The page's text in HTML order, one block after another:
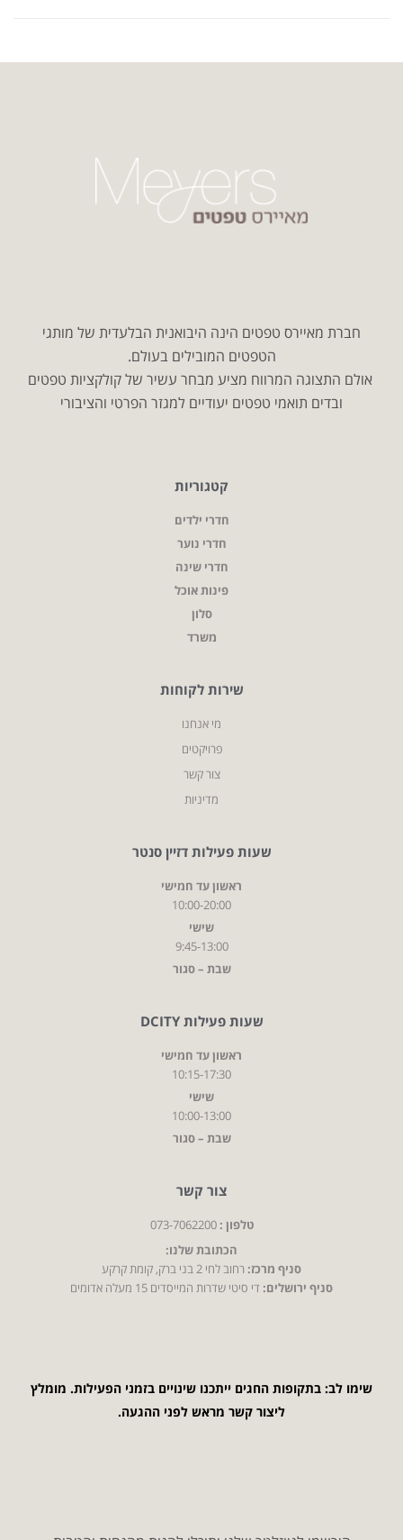
חברת מאיירס טפטים הינה היבואנית הבלעדית של מותגי
הטפטים המובילים בעולם.
אולם התצוגה המרווח מציע מבחר עשיר של קולקציות טפטים
ובדים תואמי טפטים יעודיים למגזר הפרטי והציבורי
קטגוריות
חדרי ילדים
חדרי נוער
חדרי שינה
פינות אוכל
סלון
משרד
שירות לקוחות
מי אנחנו
פרויקטים
צור קשר
מדיניות
שעות פעילות דזיין סנטר
ראשון עד חמישי
10:00-20:00
שישי
9:45-13:00
שבת – סגור
שעות פעילות DCITY
ראשון עד חמישי
10:15-17:30
שישי
10:00-13:00
שבת – סגור
צור קשר
טלפון : 073-7062200
הכתובת שלנו:
סניף מרכז:רחוב לחי 2 בני ברק, קומת קרקע
סניף ירושלים:די סיטי שדרות המייסדים 15 מעלה אדומים
שימו לב: בתקופות החגים ייתכנו שינויים בזמני הפעילות. מומלץ
ליצור קשר מראש לפני ההגעה.